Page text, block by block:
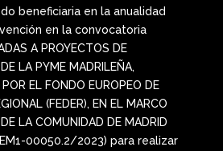
beneficiaria en la anualidad
en la convocatoria
A PROYECTOS DE
LA PYME MADRILEÑA,
EL FONDO EUROPEO DE
(FEDER), EN EL MARCO
LA COMUNIDAD DE MADRID
00050.2/2023) para realizar